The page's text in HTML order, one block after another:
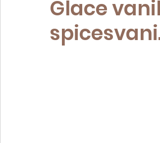
🌿 Tout sur la vanille Bourbon
Glace